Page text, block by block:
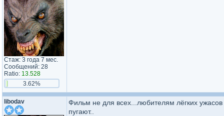
Стаж: 3 года 7 мес.
Сообщений: 28
Ratio: 13.528
3.62%
libodav
Фильм не для всех...любителям лёгких
пугают..